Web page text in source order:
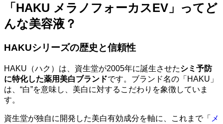
「HAKU メラノフォーカスEV」ってど
んな美容液？
HAKUシリーズの歴史と信頼性
HAKU（ハク）は、資生堂が2005年に誕生させたシミ予防
に特化した薬用美白ブランドです。ブランド名の「HAKU」
は、“白”を意味し、美白に対するこだわりを象徴していま
す。
資生堂が独自に開発した美白有効成分を軸に、これまで「 メ